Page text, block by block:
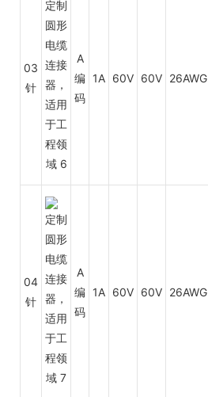
03
针
A
编
码
1A 60V 60V 26AWG
04
针
A
编
码
1A 60V 60V 26AWG